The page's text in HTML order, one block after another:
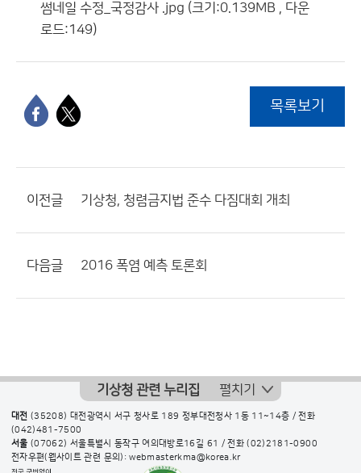
썸네일 수정_국정감사 .jpg (크기:0.139MB , 다운
로드:149)
목록보기
이전글 기상청, 청렴금지법 준수 다짐대회 개최
다음글 2016 폭염 예측 토론회
기상청 관련 누리집 펼치기
대전 (35208) 대전광역시 서구 청사로 189 정부대전청사 1동 11~14층 / 전화
(042)481-7500
서울 (07062) 서울특별시 동작구 여의대방로16길 61 / 전화(02)2181-0900
전자우편(웹사이트 관련 문의): webmasterkma@korea.kr